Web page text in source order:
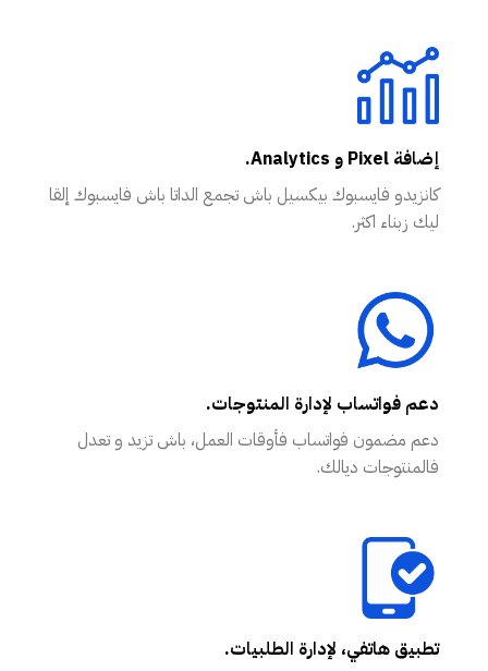
إضافة Pixel و Analytics.
كانزيدو فايسبوك بيكسيل باش تجمع الداتا باش فايسبوك إلقا
ليك زبناء اكثر.
دعم فواتساب لإدارة المنتوجات.
دعم مضمون فواتساب فأوقات العمل، باش تزيد و تعدل
فالمنتوجات ديالك.
تطبيق هاتفي، لإدارة الطلبيات.